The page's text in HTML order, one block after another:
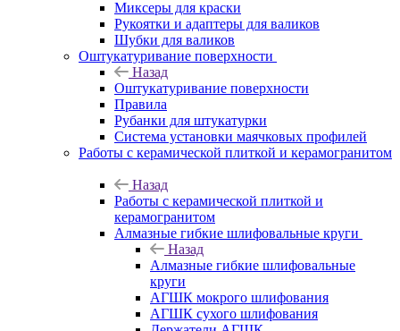
Миксеры для краски
Рукоятки и адаптеры для валиков
Шубки для валиков
Оштукатуривание поверхности
Назад
Оштукатуривание поверхности
Правила
Рубанки для штукатурки
Система установки маячковых профилей
Работы с керамической плиткой и керамогранитом
Назад
Работы с керамической плиткой и
керамогранитом
Алмазные гибкие шлифовальные круги
Назад
Алмазные гибкие шлифовальные
круги
АГШК мокрого шлифования
АГШК сухого шлифования